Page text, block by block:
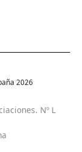
2026
Nº L